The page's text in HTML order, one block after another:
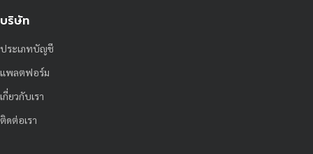
บริษัท
ประเภทบัญชี
แพลตฟอร์ม
เกี่ยวกับเรา
ติดต่อเรา